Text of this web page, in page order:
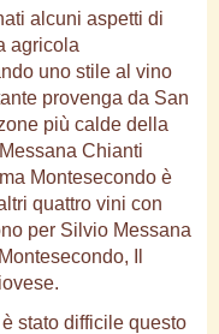
alcuni aspetti di
agricola
uno stile al vino
provenga da San
più calde della
Chianti
Montesecondo è
quattro vini con
per Silvio Messana
Il
stato difficile questo